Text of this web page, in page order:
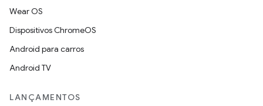
Wear OS
Dispositivos ChromeOS
Android para carros
Android TV
LANÇAMENTOS